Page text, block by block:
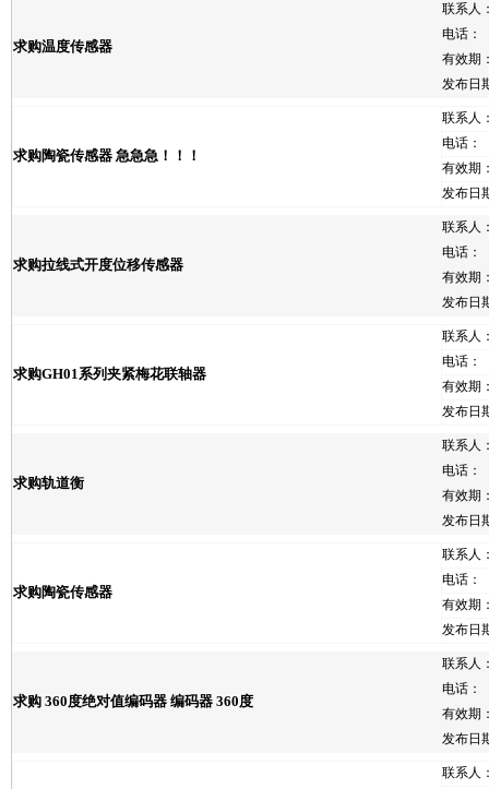
求购温度传感器
联系人
电话：
有效期
发布日
求购陶瓷传感器 急急急！！！
联系人
电话：
有效期
发布日
求购拉线式开度位移传感器
联系人
电话：
有效期
发布日
求购GH01系列夹紧梅花联轴器
联系人
电话：
有效期
发布日
求购轨道衡
联系人
电话：
有效期
发布日
求购陶瓷传感器
联系人
电话：
有效期
发布日
求购 360度绝对值编码器 编码器 360度
联系人
电话：
有效期
发布日
联系人